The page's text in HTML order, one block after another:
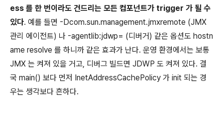
ess 를 한 번이라도 건드리는 모든 컴포넌트가 trigger 가 될 수
있다. 예를 들면 -Dcom.sun.management.jmxremote (JMX
관리 에이전트) 나 -agentlib:jdwp= (디버거) 같은 옵션도 hostn
ame resolve 를 하니까 같은 효과가 난다. 운영 환경에서는 보통
JMX 는 켜져 있을 거고, 디버그 빌드면 JDWP 도 켜져 있다. 결
국 main() 보다 먼저 InetAddressCachePolicy 가 init 되는 경
우는 생각보다 흔하다.